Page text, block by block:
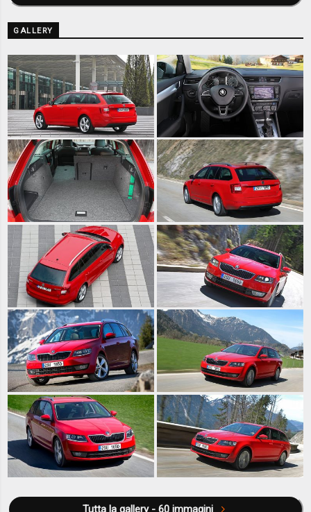
GALLERY
Tutta la gallery - 60 immagini